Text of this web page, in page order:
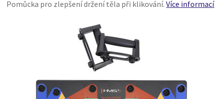
Pomůcka pro zlepšení držení těla při klikování.Více informací